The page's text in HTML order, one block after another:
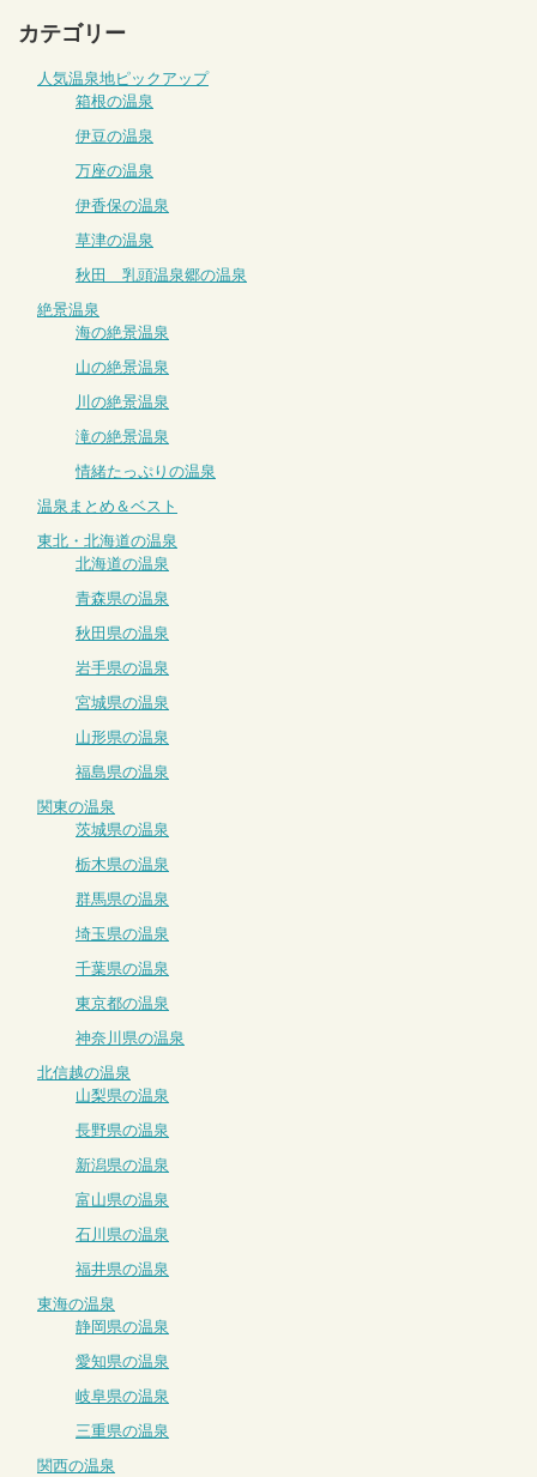
カテゴリー
人気温泉地ピックアップ
箱根の温泉
伊豆の温泉
万座の温泉
伊香保の温泉
草津の温泉
秋田 乳頭温泉郷の温泉
絶景温泉
海の絶景温泉
山の絶景温泉
川の絶景温泉
滝の絶景温泉
情緒たっぷりの温泉
温泉まとめ＆ベスト
東北・北海道の温泉
北海道の温泉
青森県の温泉
秋田県の温泉
岩手県の温泉
宮城県の温泉
山形県の温泉
福島県の温泉
関東の温泉
茨城県の温泉
栃木県の温泉
群馬県の温泉
埼玉県の温泉
千葉県の温泉
東京都の温泉
神奈川県の温泉
北信越の温泉
山梨県の温泉
長野県の温泉
新潟県の温泉
富山県の温泉
石川県の温泉
福井県の温泉
東海の温泉
静岡県の温泉
愛知県の温泉
岐阜県の温泉
三重県の温泉
関西の温泉